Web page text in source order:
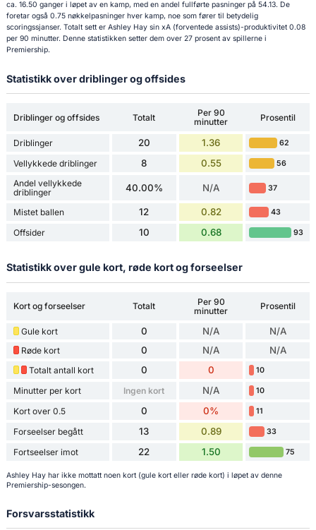
ca. 16.50 ganger i løpet av en kamp, med en andel fullførte pasninger på 54.13. De
foretar også 0.75 nøkkelpasninger hver kamp, noe som fører til betydelig
scoringssjanser. Totalt sett er Ashley Hay sin xA (forventede assists)-produktivitet 0.08
per 90 minutter. Denne statistikken setter dem over 27 prosent av spillerne i
Premiership.
Statistikk over driblinger og offsides
Driblinger og offsides Totalt
Per 90
minutter
Prosentil
Driblinger 20 1.36 62
Vellykkede driblinger 8 0.55 56
Andel vellykkede
driblinger
40.00% N/A 37
Mistet ballen 12 0.82 43
Offsider 10 0.68 93
Statistikk over gule kort, røde kort og forseelser
Kort og forseelser Totalt
Per 90
minutter
Prosentil
Gule kort 0 N/A N/A
Røde kort 0 N/A N/A
Totalt antall kort 0 0 10
Minutter per kort Ingen kort N/A 10
Kort over 0.5 0 0% 11
Forseelser begått 13 0.89 33
Fortseelser imot 22 1.50 75
Ashley Hay har ikke mottatt noen kort (gule kort eller røde kort) i løpet av denne
Premiership-sesongen.
Forsvarsstatistikk